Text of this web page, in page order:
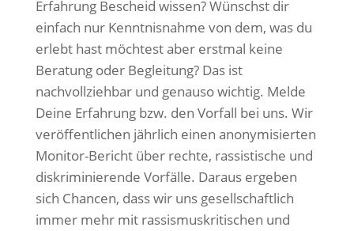
Erfahrung Bescheid wissen? Wünschst dir
einfach nur Kenntnisnahme von dem, was du
erlebt hast möchtest aber erstmal keine
Beratung oder Begleitung? Das ist
nachvollziehbar und genauso wichtig. Melde
Deine Erfahrung bzw. den Vorfall bei uns. Wir
veröffentlichen jährlich einen anonymisierten
Monitor-Bericht über rechte, rassistische und
diskriminierende Vorfälle. Daraus ergeben
sich Chancen, dass wir uns gesellschaftlich
immer mehr mit rassismuskritischen und